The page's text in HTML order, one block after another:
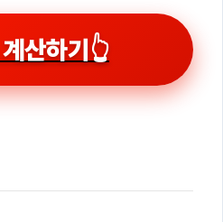
산하기👆